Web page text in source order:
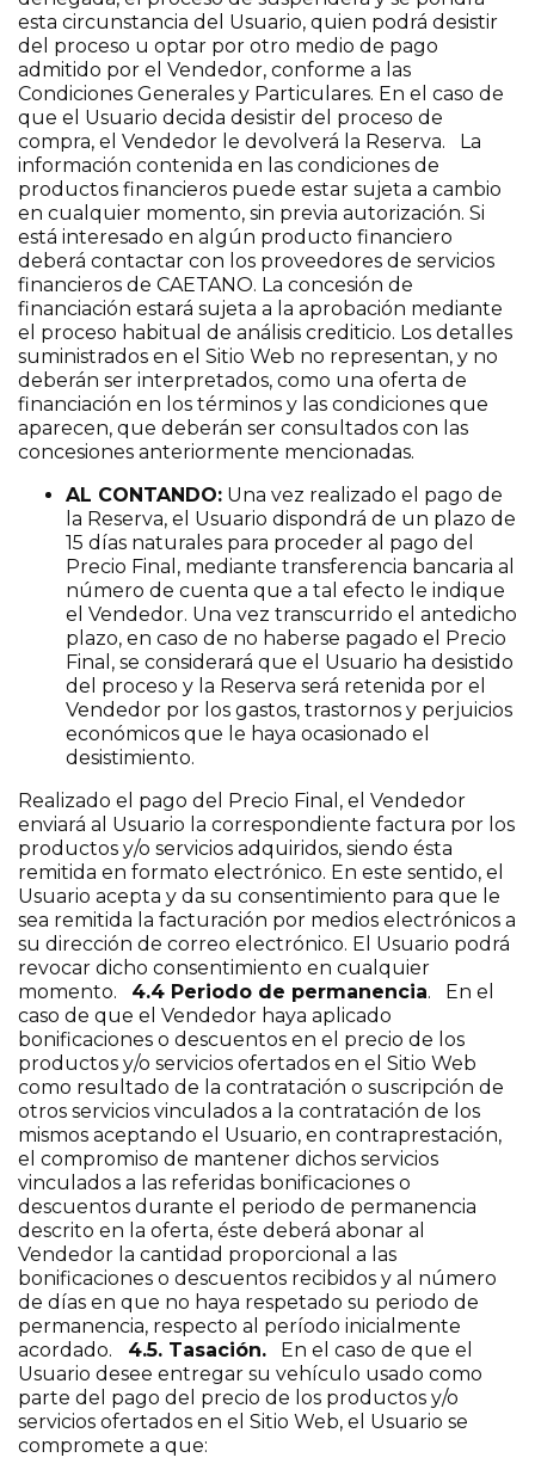
esta circunstancia del Usuario, quien podrá desistir
del proceso u optar por otro medio de pago
admitido por el Vendedor, conforme a las
Condiciones Generales y Particulares. En el caso de
que el Usuario decida desistir del proceso de
compra, el Vendedor le devolverá la Reserva. La
información contenida en las condiciones de
productos financieros puede estar sujeta a cambio
en cualquier momento, sin previa autorización. Si
está interesado en algún producto financiero
deberá contactar con los proveedores de servicios
financieros de CAETANO. La concesión de
financiación estará sujeta a la aprobación mediante
el proceso habitual de análisis crediticio. Los detalles
suministrados en el Sitio Web no representan, y no
deberán ser interpretados, como una oferta de
financiación en los términos y las condiciones que
aparecen, que deberán ser consultados con las
concesiones anteriormente mencionadas.
AL CONTANDO: Una vez realizado el pago de
la Reserva, el Usuario dispondrá de un plazo de
15 días naturales para proceder al pago del
Precio Final, mediante transferencia bancaria al
número de cuenta que a tal efecto le indique
el Vendedor. Una vez transcurrido el antedicho
plazo, en caso de no haberse pagado el Precio
Final, se considerará que el Usuario ha desistido
del proceso y la Reserva será retenida por el
Vendedor por los gastos, trastornos y perjuicios
económicos que le haya ocasionado el
desistimiento.
Realizado el pago del Precio Final, el Vendedor
enviará al Usuario la correspondiente factura por los
productos y/o servicios adquiridos, siendo ésta
remitida en formato electrónico. En este sentido, el
Usuario acepta y da su consentimiento para que le
sea remitida la facturación por medios electrónicos a
su dirección de correo electrónico. El Usuario podrá
revocar dicho consentimiento en cualquier
momento. 4.4 Periodo de permanencia. En el
caso de que el Vendedor haya aplicado
bonificaciones o descuentos en el precio de los
productos y/o servicios ofertados en el Sitio Web
como resultado de la contratación o suscripción de
otros servicios vinculados a la contratación de los
mismos aceptando el Usuario, en contraprestación,
el compromiso de mantener dichos servicios
vinculados a las referidas bonificaciones o
descuentos durante el periodo de permanencia
descrito en la oferta, éste deberá abonar al
Vendedor la cantidad proporcional a las
bonificaciones o descuentos recibidos y al número
de días en que no haya respetado su periodo de
permanencia, respecto al período inicialmente
acordado.
4.5. Tasación. En el caso de que el
Usuario desee entregar su vehículo usado como
parte del pago del precio de los productos y/o
servicios ofertados en el Sitio Web, el Usuario se
compromete a que: